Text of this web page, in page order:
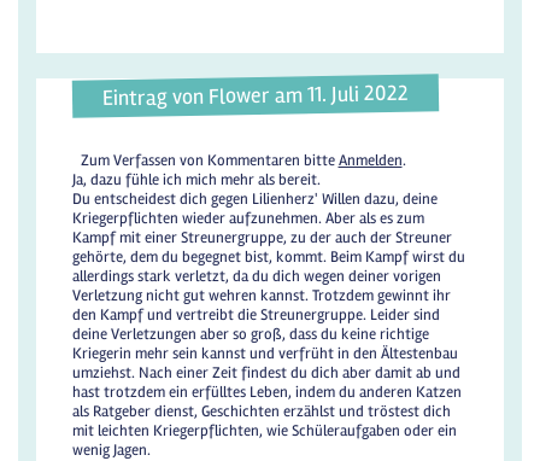
Eintrag von Flower am 11. Juli 2022
Zum Verfassen von Kommentaren bitteAnmelden.
Ja, dazu fühle ich mich mehr als bereit.
Du entscheidest dich gegen Lilienherz' Willen dazu, deine
Kriegerpflichten wieder aufzunehmen. Aber als es zum
Kampf mit einer Streunergruppe, zu der auch der Streuner
gehörte, dem du begegnet bist, kommt. Beim Kampf wirst du
allerdings stark verletzt, da du dich wegen deiner vorigen
Verletzung nicht gut wehren kannst. Trotzdem gewinnt ihr
den Kampf und vertreibt die Streunergruppe. Leider sind
deine Verletzungen aber so groß, dass du keine richtige
Kriegerin mehr sein kannst und verfrüht in den Ältestenbau
umziehst. Nach einer Zeit findest du dich aber damit ab und
hast trotzdem ein erfülltes Leben, indem du anderen Katzen
als Ratgeber dienst, Geschichten erzählst und tröstest dich
mit leichten Kriegerpflichten, wie Schüleraufgaben oder ein
wenig Jagen.